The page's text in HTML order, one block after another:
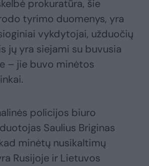
prokuratūra, šie
tyrimo duomenys, yra
vykdytojai, užduočių
jų yra siejami su buvusia
– jie buvo minėtos
policijos biuro
Saulius Briginas
minėtų nusikaltimų
Rusijoje ir Lietuvos